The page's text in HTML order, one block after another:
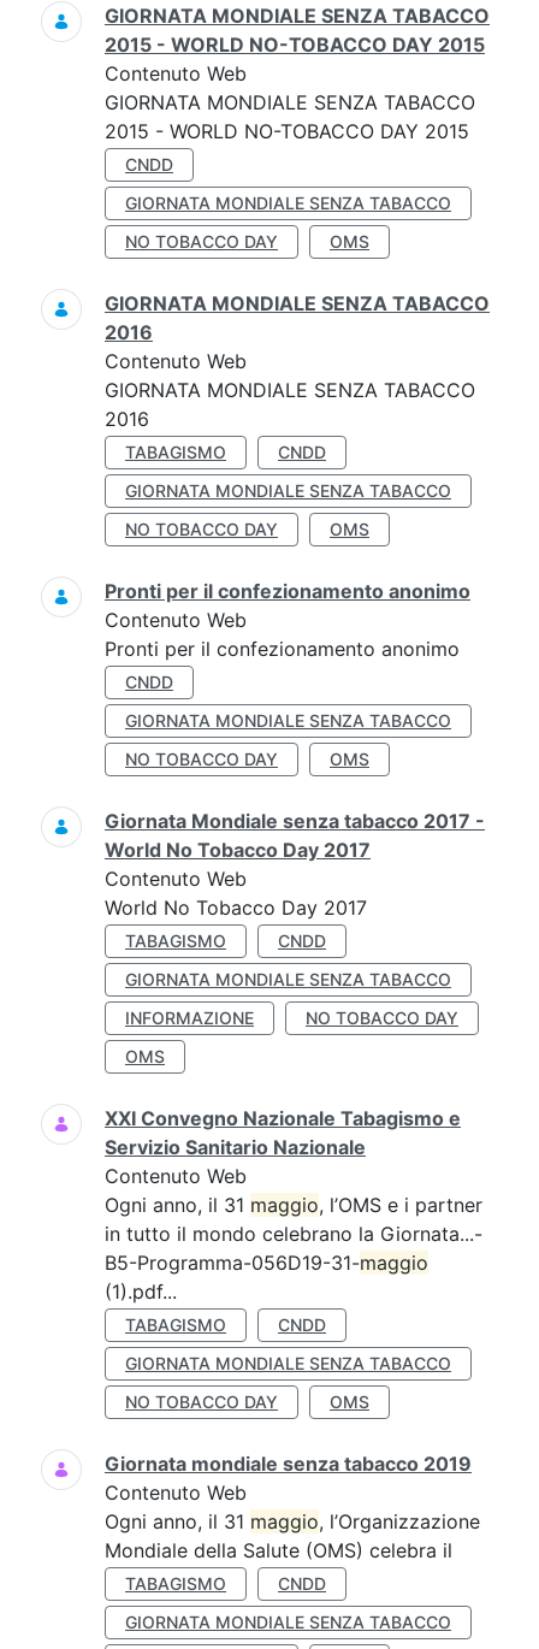
GIORNATA MONDIALE SENZA TABACCO
2015 - WORLD NO-TOBACCO DAY 2015
Contenuto Web
GIORNATA MONDIALE SENZA TABACCO
2015 - WORLD NO-TOBACCO DAY 2015
CNDD
GIORNATA MONDIALE SENZA TABACCO
NO TOBACCO DAY
OMS
GIORNATA MONDIALE SENZA TABACCO
2016
Contenuto Web
GIORNATA MONDIALE SENZA TABACCO
2016
TABAGISMO
CNDD
GIORNATA MONDIALE SENZA TABACCO
NO TOBACCO DAY
OMS
Pronti per il confezionamento anonimo
Contenuto Web
Pronti per il confezionamento anonimo
CNDD
GIORNATA MONDIALE SENZA TABACCO
NO TOBACCO DAY
OMS
Giornata Mondiale senza tabacco 2017 -
World No Tobacco Day 2017
Contenuto Web
World No Tobacco Day 2017
TABAGISMO
CNDD
GIORNATA MONDIALE SENZA TABACCO
INFORMAZIONE
NO TOBACCO DAY
OMS
XXI Convegno Nazionale Tabagismo e
Servizio Sanitario Nazionale
Contenuto Web
Ogni anno, il 31 maggio, l’OMS e i partner
in tutto il mondo celebrano la Giornata...-
B5-Programma-056D19-31-maggio
(1).pdf...
TABAGISMO
CNDD
GIORNATA MONDIALE SENZA TABACCO
NO TOBACCO DAY
OMS
Giornata mondiale senza tabacco 2019
Contenuto Web
Ogni anno, il 31 maggio, l’Organizzazione
Mondiale della Salute (OMS) celebra il
TABAGISMO
CNDD
GIORNATA MONDIALE SENZA TABACCO